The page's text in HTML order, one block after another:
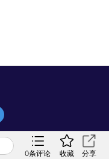
0条评论 收藏 分享